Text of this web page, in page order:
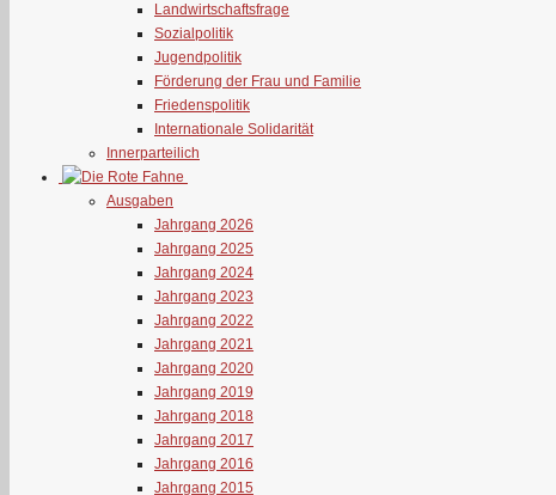
Landwirtschaftsfrage
Sozialpolitik
Jugendpolitik
Förderung der Frau und Familie
Friedenspolitik
Internationale Solidarität
Innerparteilich
Ausgaben
Jahrgang 2026
Jahrgang 2025
Jahrgang 2024
Jahrgang 2023
Jahrgang 2022
Jahrgang 2021
Jahrgang 2020
Jahrgang 2019
Jahrgang 2018
Jahrgang 2017
Jahrgang 2016
Jahrgang 2015